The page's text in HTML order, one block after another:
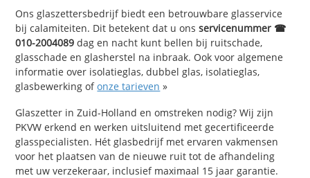
Ons glaszettersbedrijf biedt een betrouwbare glasservice
bij calamiteiten. Dit betekent dat u onsservicenummer ☎
010-2004089 dag en nacht kunt bellen bij ruitschade,
glasschade en glasherstel na inbraak. Ook voor algemene
informatie over isolatieglas, dubbel glas, isolatieglas,
glasbewerking ofonze tarieven »
Glaszetter in Zuid-Holland en omstreken nodig? Wij zijn
PKVW erkend en werken uitsluitend met gecertificeerde
glasspecialisten. Hét glasbedrijf met ervaren vakmensen
voor het plaatsen van de nieuwe ruit tot de afhandeling
met uw verzekeraar, inclusief maximaal 15 jaar garantie.